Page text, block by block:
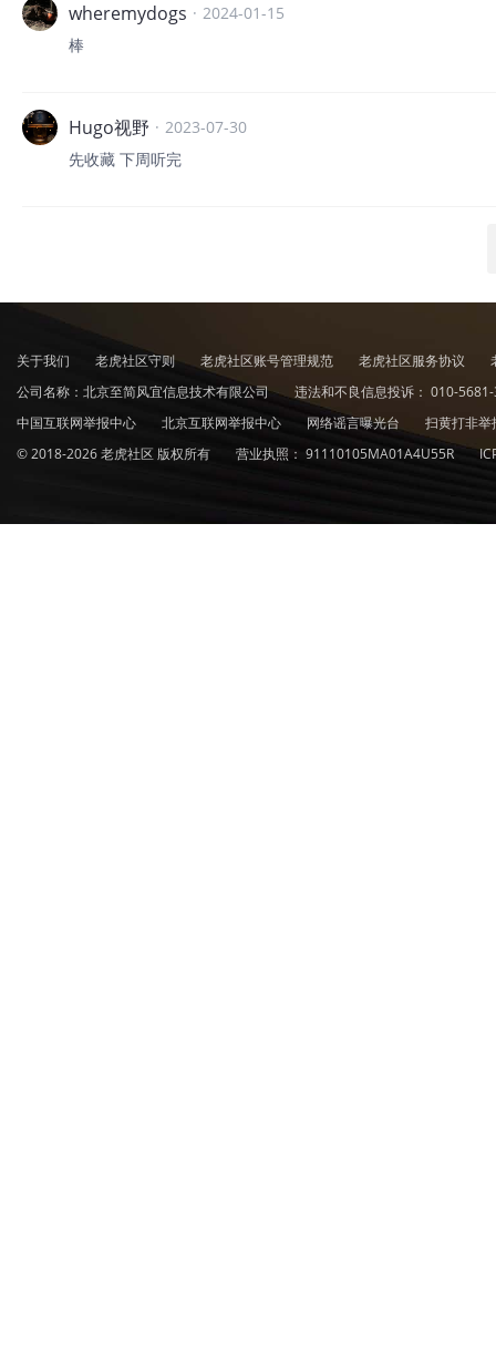
wheremydogs · 2024-01-15
棒
Hugo视野 · 2023-07-30
先收藏 下周听完
关于我们 老虎社区守则 老虎社区账号管理规范 老虎社区服务协议
公司名称：北京至简风宜信息技术有限公司
违法和不良信息投诉： 010-
中国互联网举报中心
北京互联网举报中心 网络谣言曝光台
扫黄打非
© 2018-2026 老虎社区 版权所有
营业执照： 91110105MA01A4U55R